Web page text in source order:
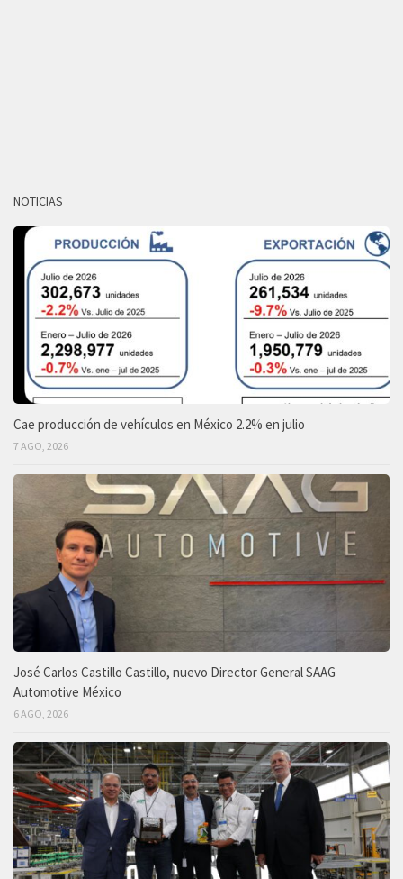
NOTICIAS
Cae producción de vehículos en México 2.2% en julio
7 AGO, 2026
José Carlos Castillo Castillo, nuevo Director General SAAG
Automotive México
6 AGO, 2026